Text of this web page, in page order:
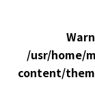
/usr/home/
content/